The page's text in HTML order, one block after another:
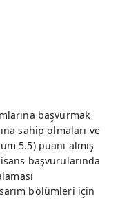
başvurmak
sahip olmaları ve
5.5) puanı almış
başvurularında
bölümleri için